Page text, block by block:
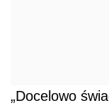
„Docelowo